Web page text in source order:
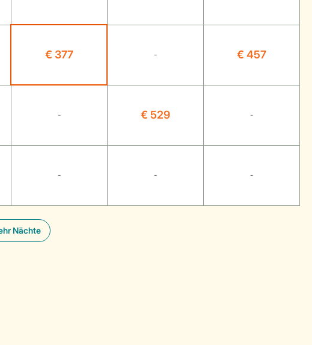
Nächte
€ 377 - € 457
- € 529 -
- - -